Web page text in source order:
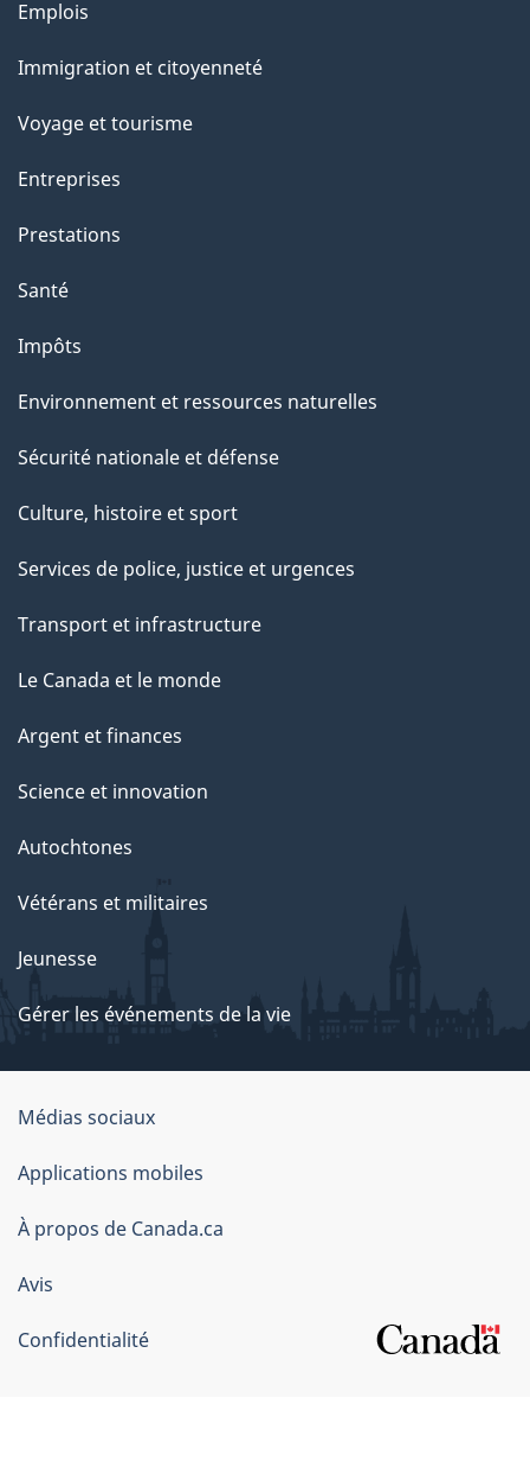
Thèmes
sujets
Emplois
Immigration et citoyenneté
Voyage et tourisme
Entreprises
Prestations
Santé
Impôts
Environnement et ressources naturelles
Sécurité nationale et défense
Culture, histoire et sport
Services de police, justice et urgences
Transport et infrastructure
Le Canada et le monde
Argent et finances
Science et innovation
Autochtones
Vétérans et militaires
Jeunesse
Gérer les événements de la vie
Organisation
du
gouvernement
du
Canada
Médias sociaux
Applications mobiles
À propos de Canada.ca
Avis
Confidentialité